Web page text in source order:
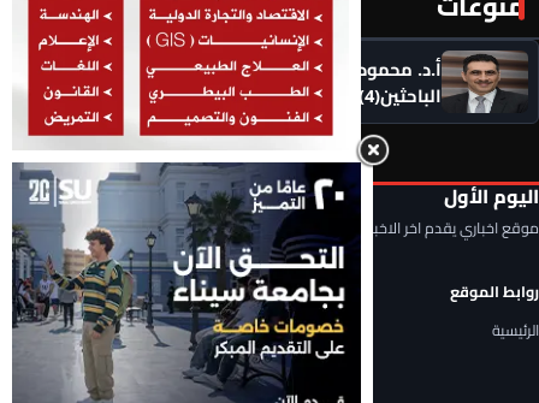
المزيد ‹
أ.د. محمود السعيد يكتب .. التحديات التي تواجه شباب
الباحثين(4)
اليوم الأول
موقع اخباري يقدم اخر الاخبار المحلية والعربية والعالمية
روابط الموقع
الرئيسية